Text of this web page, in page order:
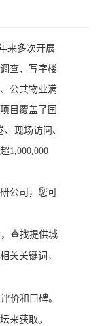
来多次开展
查、写字楼
公共物业满
目覆盖了国
现场访问、
1,000,000
公司，您可
查找提供城
关关键词，
价和口碑。
来获取。